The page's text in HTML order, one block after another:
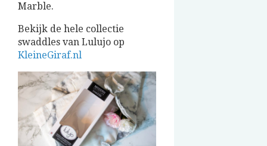
Marble.
Bekijk de hele collectie
swaddles van Lulujo op
KleineGiraf.nl